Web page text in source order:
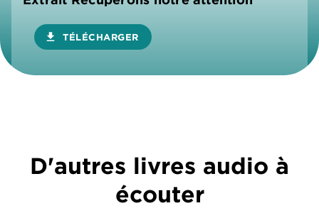
download TÉLÉCHARGER
D'autres livres audio à
écouter